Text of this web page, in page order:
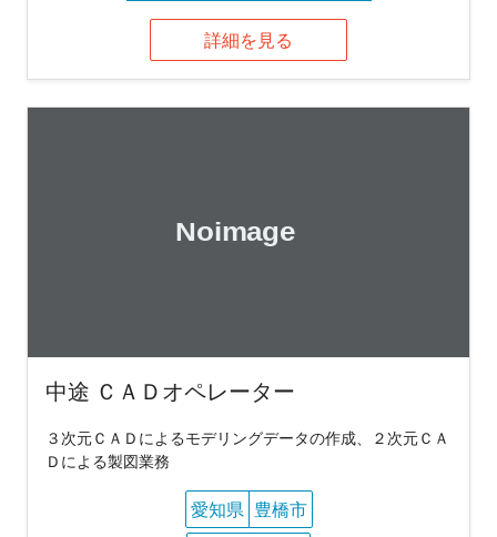
詳細を見る
中途 ＣＡＤオペレーター
３次元ＣＡＤによるモデリングデータの作成、２次元ＣＡ
Ｄによる製図業務
愛知県 豊橋市